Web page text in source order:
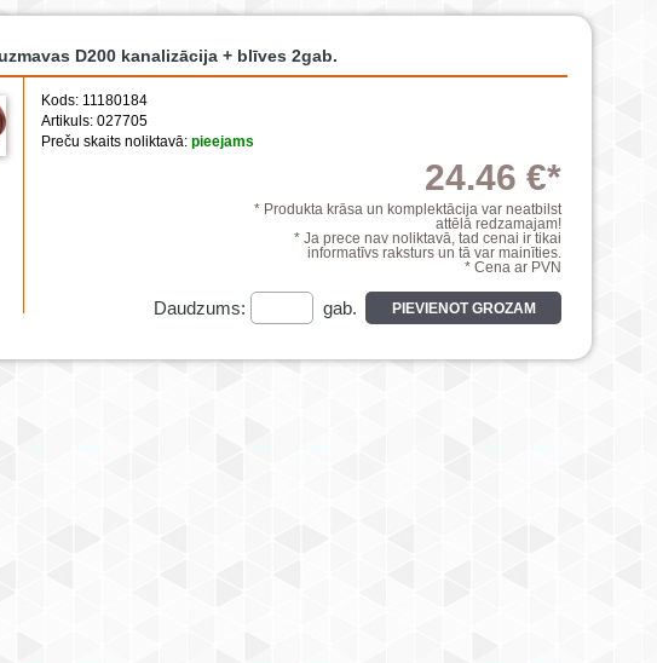
D200 kanalizācija + blīves 2gab.
Kods: 11180184
Artikuls: 027705
Preču skaits noliktavā: pieejams
24.46 €*
* Produkta krāsa un komplektācija var neatbilst
attēlā redzamajam!
* Ja prece nav noliktavā, tad cenai ir tikai
informatīvs raksturs un tā var mainīties.
* Cena ar PVN
PIEVIENOT GROZAM
Daudzums: gab.